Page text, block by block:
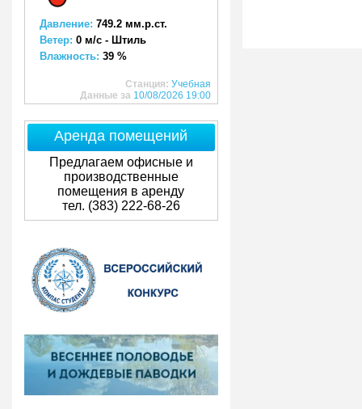
Давление: 749.2 мм.р.ст.
Ветер: 0 м/с - Штиль
Влажность: 39 %
Станция: Учебная
Данные за 10/08/2026 19:00
Аренда помещений
Предлагаем офисные и
производственные
помещения в аренду
тел. (383) 222-68-26